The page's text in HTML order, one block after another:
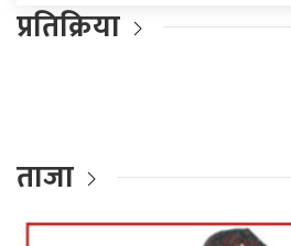
प्रतिक्रिया
ताजा